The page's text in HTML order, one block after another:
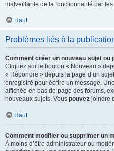
malveillante de la fonctionnalité par
Haut
Problèmes liés à la
Comment créer un nouveau sujet ou
Cliquez sur le bouton « Nouveau »
« Répondre » depuis la page d’un
enregistré pour écrire un message.
affichée en bas de page des forums,
nouveaux sujets, Vous pouvez joindre
Haut
Comment modifier ou supprimer un
À moins d’être administrateur ou